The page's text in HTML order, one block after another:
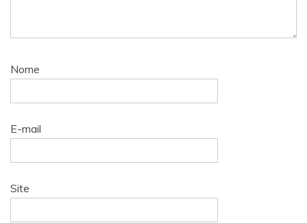
Nome
E-mail
Site